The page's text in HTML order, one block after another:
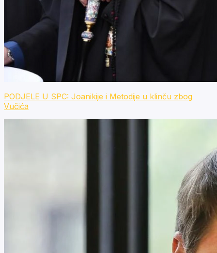
PODJELE U SPC: Joanikije i Metodije u klinču zbog
Vučića